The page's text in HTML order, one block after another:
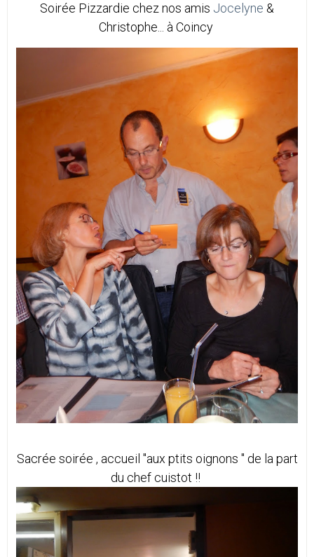
Soirée Pizzardie chez nos amis Jocelyne &
Christophe... à Coincy
Sacrée soirée , accueil "aux ptits oignons " de la part
du chef cuistot !!